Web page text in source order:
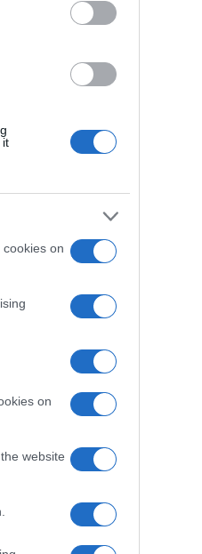
it
on
on
website
θα
θα
Play Off,
και
Βοΐου,